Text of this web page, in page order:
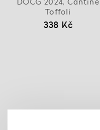
Toffoli
338 Kč